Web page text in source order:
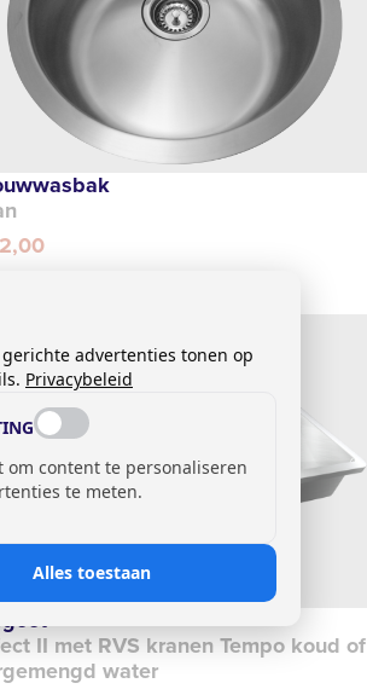
II met RVS kranen Tempo koud of
water
advertenties tonen op
Privacybeleid
om content te personaliseren
te meten.
Alles toestaan